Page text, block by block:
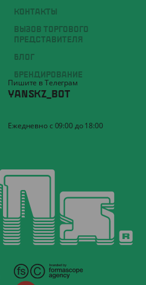
КОНТАКТЫ
ВЫЗОВ ТОРГОВОГО
ПРЕДСТАВИТЕЛЯ
БЛОГ
БРЕНДИРОВАНИЕ
Пишите в Телеграм
YANSKZ_BOT
Ежедневно с 09:00 до 18:00